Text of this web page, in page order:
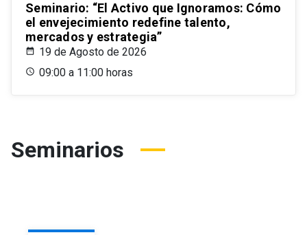
Seminario: “El Activo que Ignoramos: Cómo
el envejecimiento redefine talento,
mercados y estrategia”
19 de Agosto de 2026
09:00 a 11:00 horas
Seminarios